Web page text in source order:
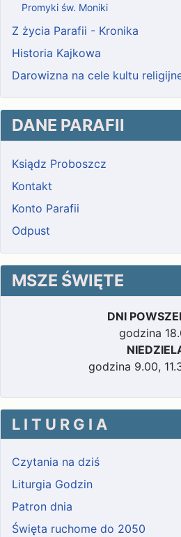
Promyki św. Moniki
Z życia Parafii - Kronika
Historia Kajkowa
Darowizna na cele kultu
DANE PARAFII
Ksiądz Proboszcz
Kontakt
Konto Parafii
Odpust
MSZE ŚWIĘTE
DNI
godzina
godzina 9.00,
L I T U R G I A
Czytania na dziś
Liturgia Godzin
Patron dnia
Święta ruchome do 2050